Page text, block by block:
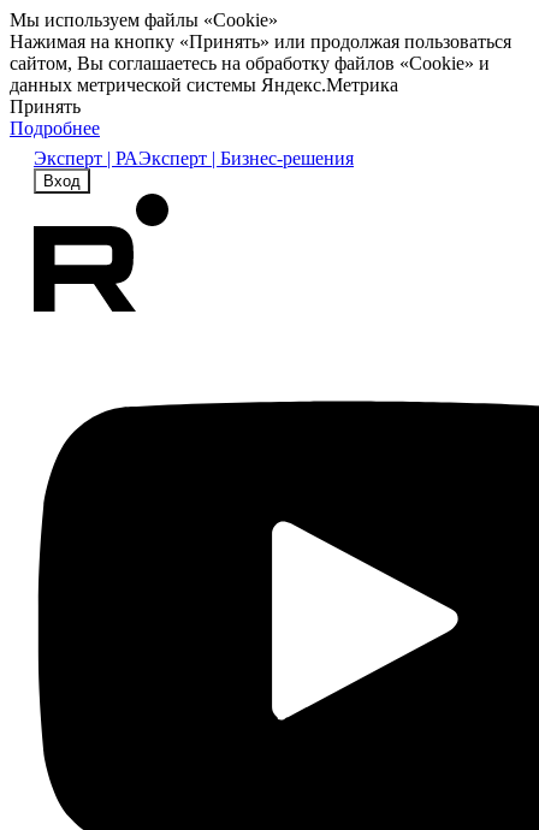
Мы используем файлы «Cookie»
Нажимая на кнопку «Принять» или продолжая пользоваться
сайтом, Вы соглашаетесь на обработку файлов «Cookie» и
данных метрической системы Яндекс.Метрика
Принять
Подробнее
Эксперт | РАЭксперт | Бизнес-решения
Вход